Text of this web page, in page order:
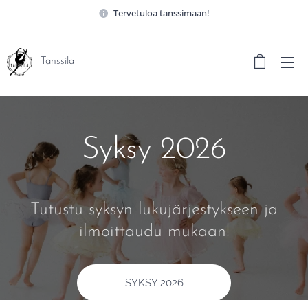
Tervetuloa tanssimaan!
Tanssila
Syksy 2026
Tutustu syksyn lukujärjestykseen ja
ilmoittaudu mukaan!
SYKSY 2026